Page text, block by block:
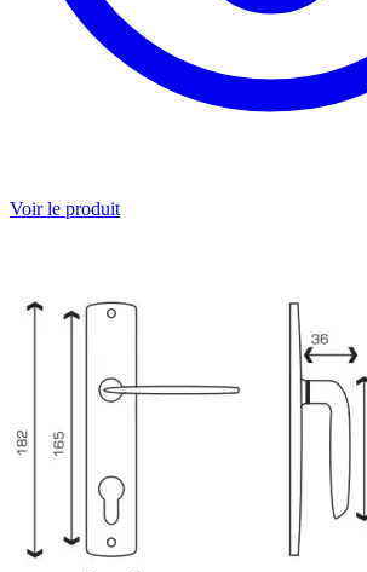
Voir le produit